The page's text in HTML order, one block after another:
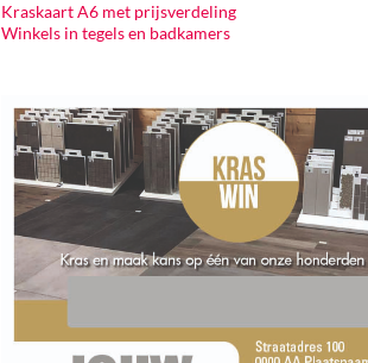
Kraskaart A6 met prijsverdeling
Winkels in tegels en badkamers